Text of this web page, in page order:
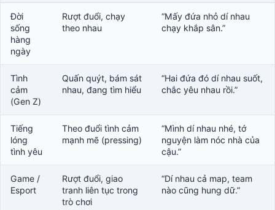
Đời
sống
hàng
ngày
Rượt đuổi, chạy
theo nhau
“Mấy đứa nhỏ dí nhau
chạy khắp sân.”
Tình
cảm
(Gen Z)
Quấn quýt, bám sát
nhau, đang tìm hiểu
“Hai đứa đó dí nhau suốt,
chắc yêu nhau rồi.”
Tiếng
lóng
tình yêu
Theo đuổi tình cảm
mạnh mẽ (pressing)
“Mình dí nhau nhé, tớ
nguyện làm nóc nhà của
cậu.”
Game /
Esport
Rượt đuổi, giao
tranh liên tục trong
trò chơi
“Dí nhau cả map, team
nào cũng hung dữ.”